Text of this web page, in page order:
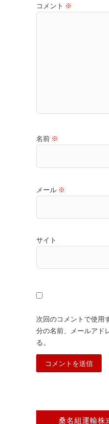
コメント ※
名前 ※
メール ※
サイト
次回のコメントで使用
分の名前、メールアド
る。
桑名組運輸株